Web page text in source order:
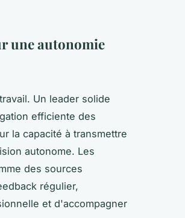
une autonomie
Un leader solide
efficiente des
la capacité à transmettre
autonome. Les
des sources
régulier,
et d'accompagner